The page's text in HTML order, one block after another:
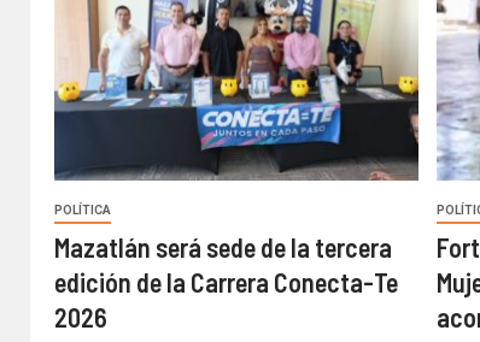
POLÍTICA
Mazatlán será sede de la tercera
edición de la Carrera Conecta-Te
2026